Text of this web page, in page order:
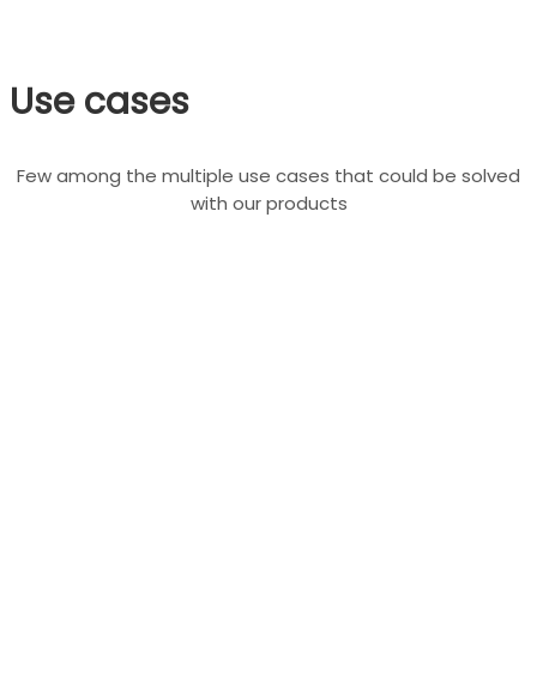
Use cases
Few among the multiple use cases that could be solved
with our products